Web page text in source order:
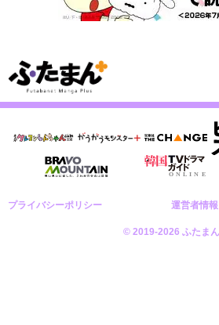
プライバシーポリシー 運営者情報
© 2019-2026 ふたま